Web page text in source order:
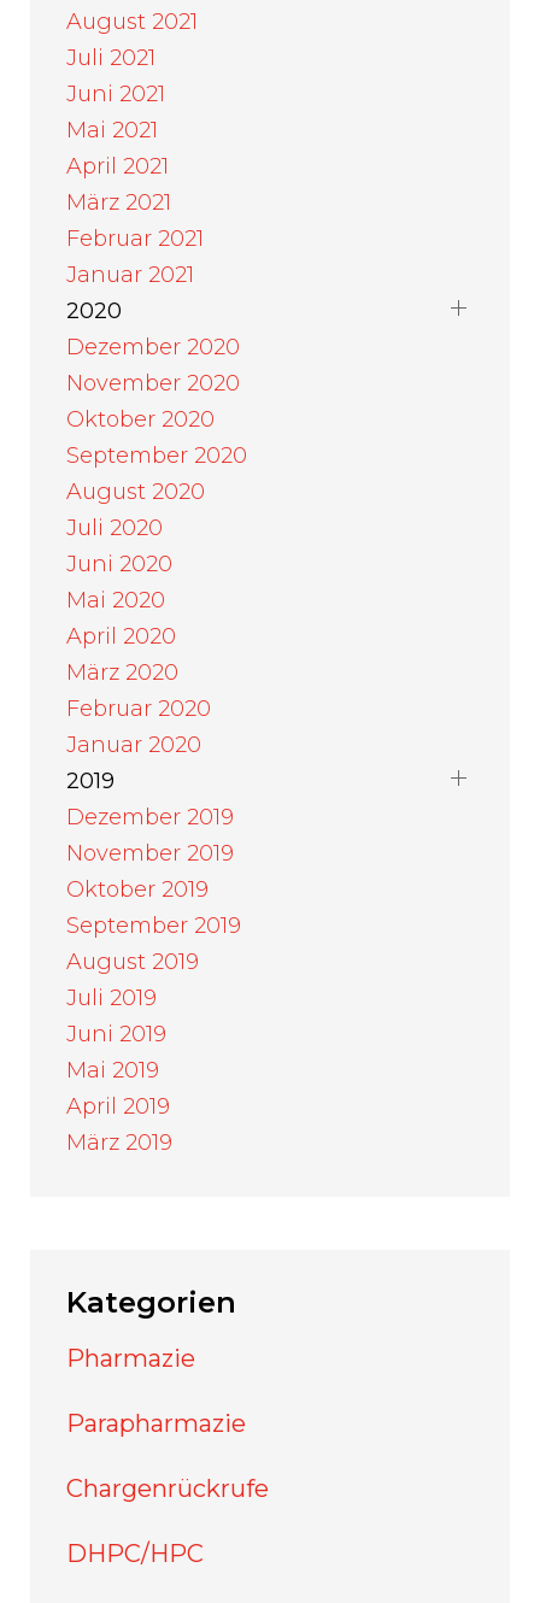
August 2021
Juli 2021
Juni 2021
Mai 2021
April 2021
März 2021
Februar 2021
Januar 2021
2020
Dezember 2020
November 2020
Oktober 2020
September 2020
August 2020
Juli 2020
Juni 2020
Mai 2020
April 2020
März 2020
Februar 2020
Januar 2020
2019
Dezember 2019
November 2019
Oktober 2019
September 2019
August 2019
Juli 2019
Juni 2019
Mai 2019
April 2019
März 2019
Kategorien
Pharmazie
Parapharmazie
Chargenrückrufe
DHPC/HPC